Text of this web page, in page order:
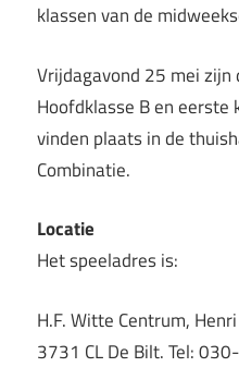
klassen van de
Vrijdagavond 25 mei zijn
Hoofdklasse B en eerste
vinden plaats in de
Combinatie.
Locatie
Het speeladres is:
H.F. Witte Centrum,
3731 CL De Bilt. Tel: